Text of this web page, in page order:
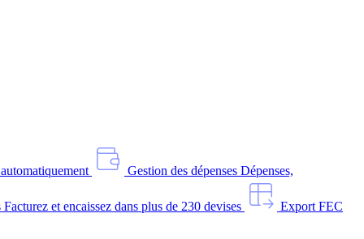
Gestion des dépenses Dépenses,
Facturez et encaissez dans plus de 230 devises
Export FEC